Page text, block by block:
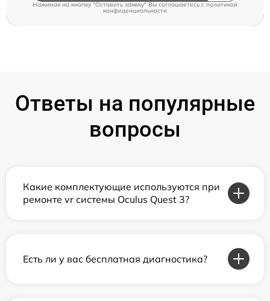
Нажимая на кнопку "Оставить заявку" Вы соглашаетесь c политикой
конфиденциальности
Ответы на популярные
вопросы
Какие комплектующие используются при
ремонте vr системы Oculus Quest 3?
Есть ли у вас бесплатная диагностика?